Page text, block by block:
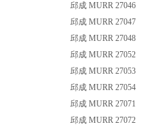
邱成 MURR 27046
邱成 MURR 27047
邱成 MURR 27048
邱成 MURR 27052
邱成 MURR 27053
邱成 MURR 27054
邱成 MURR 27071
邱成 MURR 27072